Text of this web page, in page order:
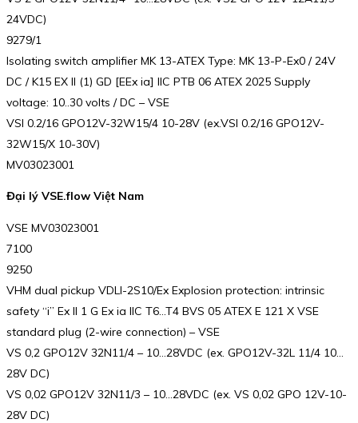
24VDC)
9279/1
Isolating switch amplifier MK 13-ATEX Type: MK 13-P-Ex0 / 24V
DC / K15 EX II (1) GD [EEx ia] IIC PTB 06 ATEX 2025 Supply
voltage: 10..30 volts / DC – VSE
VSI 0.2/16 GPO12V-32W15/4 10-28V (ex.VSI 0.2/16 GPO12V-
32W15/X 10-30V)
MV03023001
Đại lý VSE.flow Việt Nam
VSE MV03023001
7100
9250
VHM dual pickup VDLI-2S10/Ex Explosion protection: intrinsic
safety “i” Ex II 1 G Ex ia IIC T6…T4 BVS 05 ATEX E 121 X VSE
standard plug (2-wire connection) – VSE
VS 0,2 GPO12V 32N11/4 – 10…28VDC (ex. GPO12V-32L 11/4 10…
28V DC)
VS 0,02 GPO12V 32N11/3 – 10…28VDC (ex. VS 0,02 GPO 12V-10-
28V DC)